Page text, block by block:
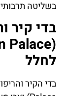
בשליטה
בדי קיר
לחלל